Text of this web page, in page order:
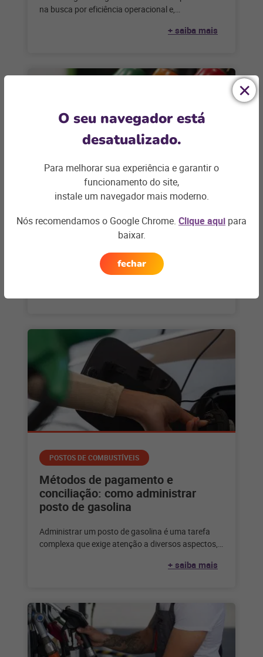
na busca por eficiência operacional e,
+ saiba mais
POSTOS DE COMBUSTÍVEIS
6 vantagens sobre os medidores
de tanque eletrônicos
Em um mercado competitivo, a gestão eficiente de
postos de combustível é essencial para o sucesso
POSTOS DE COMBUSTÍVEIS
Métodos de pagamento e
conciliação: como administrar
posto de gasolina
Administrar um posto de gasolina é uma tarefa
complexa que exige atenção a diversos aspectos,
+ saiba mais
O seu navegador está
desatualizado.
Para melhorar sua experiência e garantir o
funcionamento do site,
instale um navegador mais moderno.
Nós recomendamos o Google Chrome. Clique aqui para
baixar.
fechar